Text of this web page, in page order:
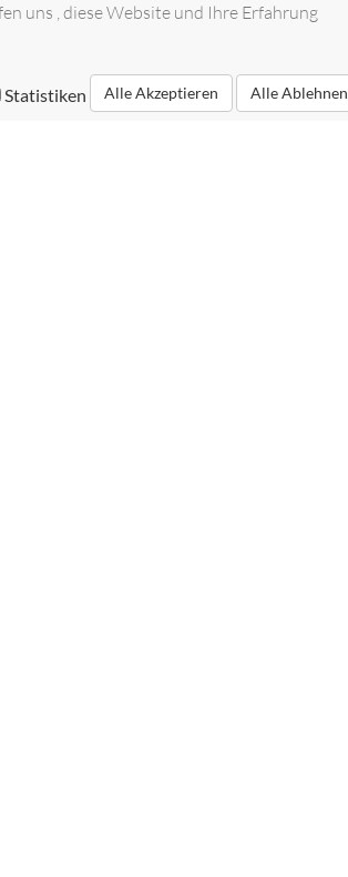
uns , diese Website und Ihre Erfahrung
Statistiken Alle Akzeptieren Alle Ablehnen